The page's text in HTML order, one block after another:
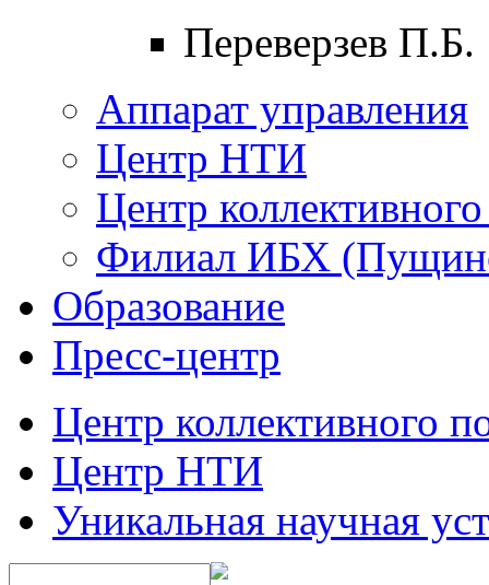
Переверзев П.Б.
Аппарат управления
Центр НТИ
Центр
Филиал ИБХ
Образование
Пресс-центр
Центр коллективного
Центр НТИ
Уникальная научная